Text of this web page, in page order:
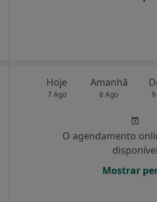
Hoje
7 Ago
Amanhã
8 Ago
O agendamento
disponível
Mostrar